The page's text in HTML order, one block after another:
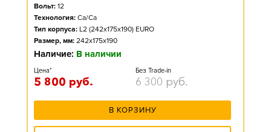
Вольт: 12
Технология: Ca/Ca
Тип корпуса: L2 (242x175x190) EURO
Размер, мм: 242x175x190
Наличие: В наличии
Цена*
5 800 руб.
Без Trade-in
6 300 руб.
В КОРЗИНУ